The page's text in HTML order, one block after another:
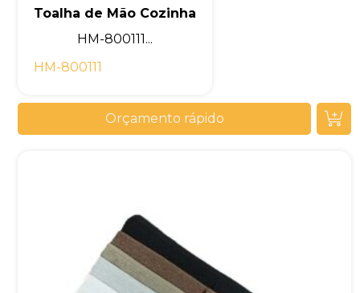
Toalha de Mão Cozinha
HM-800111...
HM-800111
Orçamento rápido